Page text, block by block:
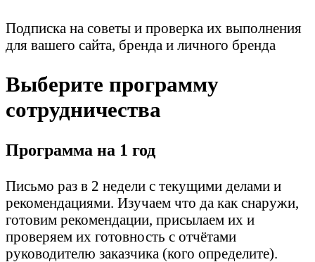
Подписка на советы и проверка их выполнения
для вашего сайта, бренда и личного бренда
Выберите программу
сотрудничества
Программа на 1 год
Письмо раз в 2 недели с текущими делами и
рекомендациями. Изучаем что да как снаружи,
готовим рекомендации, присылаем их и
проверяем их готовность с отчётами
руководителю заказчика (кого определите).